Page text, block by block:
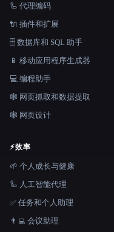
🦾 代理编码
🔌 插件和扩展
🗄️ 数据库和 SQL 助手
📱 移动应用程序生成器
💻 编程助手
🕸️ 网页抓取和数据提取
🕸 网页设计
⚡效率
🌱 个人成长与健康
🦾 人工智能代理
✅ 任务和个人助理
👨‍💻 会议助理